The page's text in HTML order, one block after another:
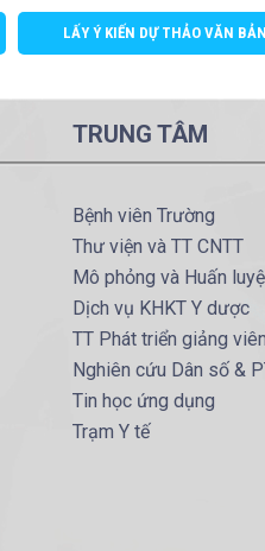
LẤY Ý KIẾN DỰ THẢO VĂN
TRUNG TÂM
Bệnh viên Trường
Thư viện và TT CNTT
Mô phỏng và Huấn
Dịch vụ KHKT Y dược
TT Phát triển giảng
Nghiên cứu Dân số &
Tin học ứng dụng
Trạm Y tế